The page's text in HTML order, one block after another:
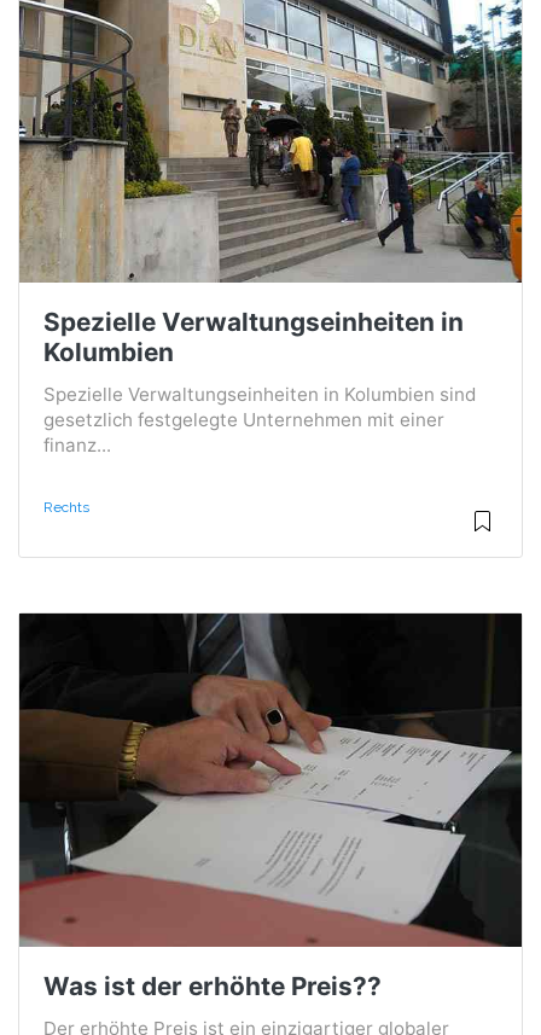
Spezielle Verwaltungseinheiten in
Kolumbien
Spezielle Verwaltungseinheiten in Kolumbien sind
gesetzlich festgelegte Unternehmen mit einer
finanz...
Rechts
Was ist der erhöhte Preis??
Der erhöhte Preis ist ein einzigartiger globaler